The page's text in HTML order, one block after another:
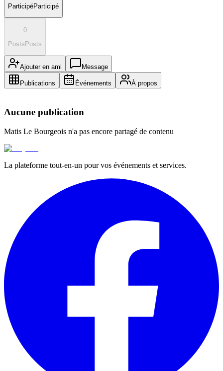
ParticipéParticipé
0
Posts Posts
Ajouter en ami Message
Publications Événements À propos
Aucune publication
Matis Le Bourgeois n'a pas encore partagé de contenu
La plateforme tout-en-un pour vos événements et services.